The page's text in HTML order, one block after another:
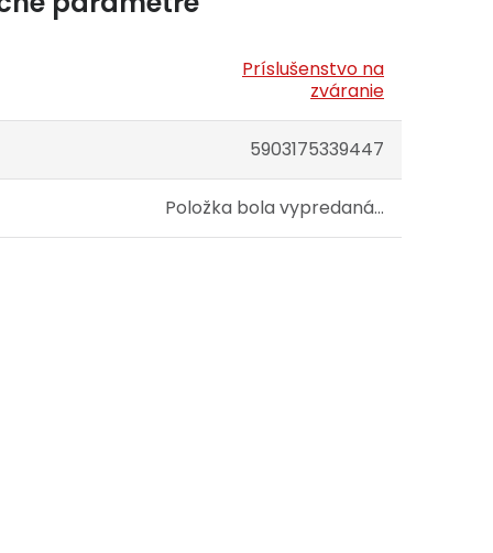
Príslušenstvo na
zváranie
5903175339447
Položka bola vypredaná…